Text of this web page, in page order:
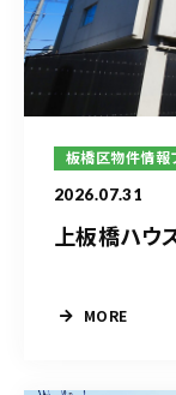
板橋区物件情報
2026.07.31
上板橋ハウ
MORE